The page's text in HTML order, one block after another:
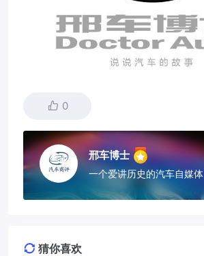
0
邢车博士
一个爱讲历史的汽车自媒体
猜你喜欢